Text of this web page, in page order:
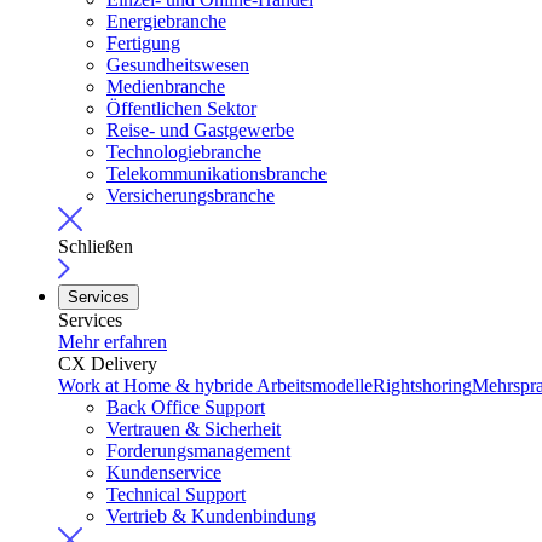
Energiebranche
Fertigung
Gesundheitswesen
Medienbranche
Öffentlichen Sektor
Reise- und Gastgewerbe
Technologiebranche
Telekommunikationsbranche
Versicherungsbranche
Schließen
Services
Services
Mehr erfahren
CX Delivery
Work at Home & hybride ArbeitsmodelleRightshoring
Back Office Support
Vertrauen & Sicherheit
Forderungsmanagement
Kundenservice
Technical Support
Vertrieb & Kundenbindung